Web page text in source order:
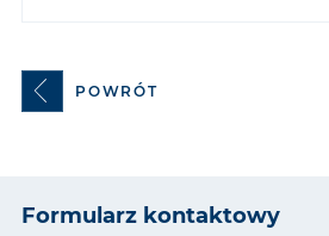
POWRÓT
Formularz kontaktowy